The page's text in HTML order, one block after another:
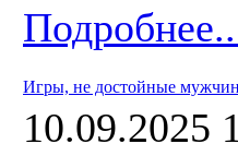
Игры, не достойные
10.09.2025